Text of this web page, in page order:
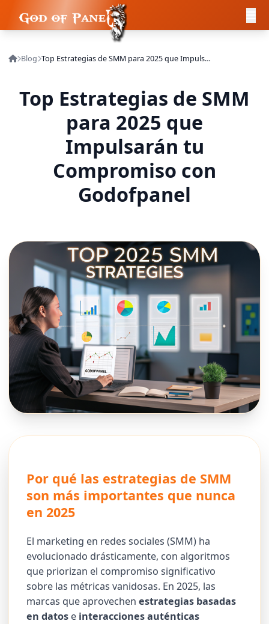
Blog Top Estrategias de SMM para 2025 que Impulsarán tu Compromiso con Godofpanel
Top Estrategias de SMM
para 2025 que
Impulsarán tu
Compromiso con
Godofpanel
Por qué las estrategias de SMM
son más importantes que nunca
en 2025
El marketing en redes sociales (SMM) ha
evolucionado drásticamente, con algoritmos
que priorizan el compromiso significativo
sobre las métricas vanidosas. En 2025, las
marcas que aprovechenestrategias basadas
en datos e interacciones auténticas